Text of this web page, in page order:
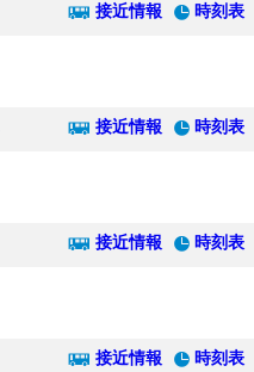
接近情報 時刻表
接近情報 時刻表
接近情報 時刻表
接近情報 時刻表